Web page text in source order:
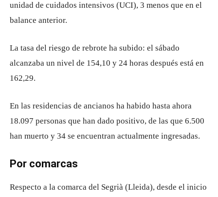
unidad de cuidados intensivos (UCI), 3 menos que en el
balance anterior.
La tasa del riesgo de rebrote ha subido: el sábado
alcanzaba un nivel de 154,10 y 24 horas después está en
162,29.
En las residencias de ancianos ha habido hasta ahora
18.097 personas que han dado positivo, de las que 6.500
han muerto y 34 se encuentran actualmente ingresadas.
Por comarcas
Respecto a la comarca del Segrià (Lleida), desde el inicio